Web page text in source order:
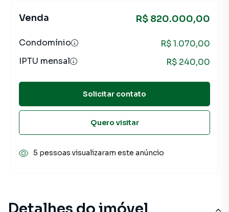
Venda R$ 820.000,00
Condomínio
R$ 1.070,00
IPTU mensal
R$ 240,00
Solicitar contato
Quero visitar
5 pessoas visualizaram este anúncio